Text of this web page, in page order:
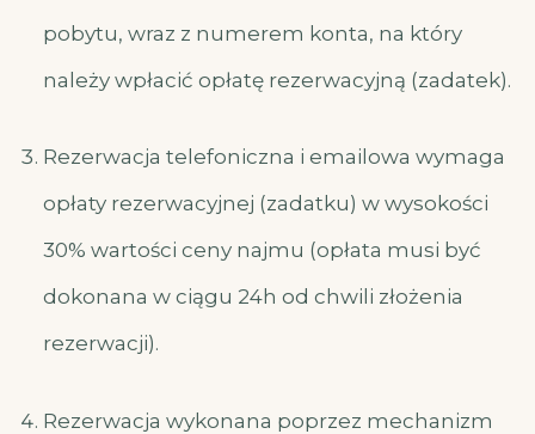
pobytu, wraz z numerem konta, na który
należy wpłacić opłatę rezerwacyjną (zadatek).
Rezerwacja telefoniczna i emailowa wymaga
opłaty rezerwacyjnej (zadatku) w wysokości
30% wartości ceny najmu (opłata musi być
dokonana w ciągu 24h od chwili złożenia
rezerwacji).
Rezerwacja wykonana poprzez mechanizm